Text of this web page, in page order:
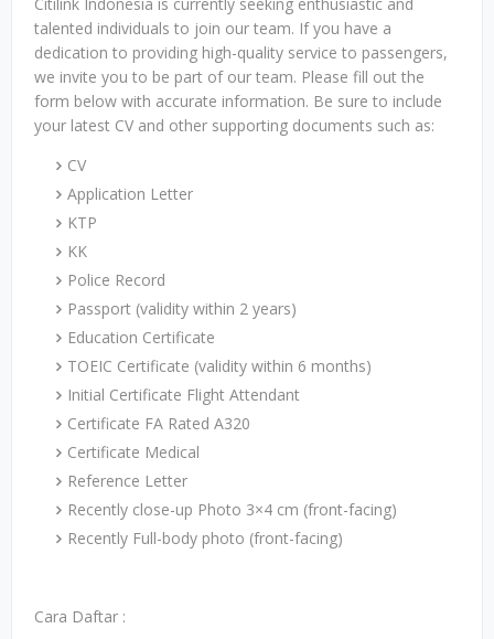
talented individuals to join our team. If you have a
dedication to providing high-quality service to passengers,
we invite you to be part of our team. Please fill out the
form below with accurate information. Be sure to include
your latest CV and other supporting documents such as:
CV
Application Letter
KTP
KK
Police Record
Passport (validity within 2 years)
Education Certificate
TOEIC Certificate (validity within 6 months)
Initial Certificate Flight Attendant
Certificate FA Rated A320
Certificate Medical
Reference Letter
Recently close-up Photo 3×4 cm (front-facing)
Recently Full-body photo (front-facing)
Cara Daftar :